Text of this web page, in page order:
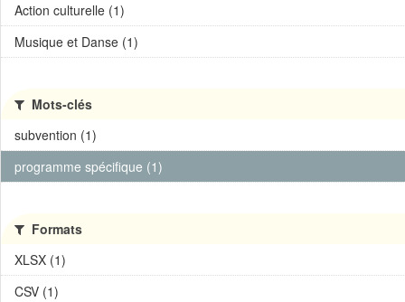
Action culturelle (1)
Musique et Danse (1)
Mots-clés
subvention (1)
programme spécifique (1)
Formats
XLSX (1)
CSV (1)